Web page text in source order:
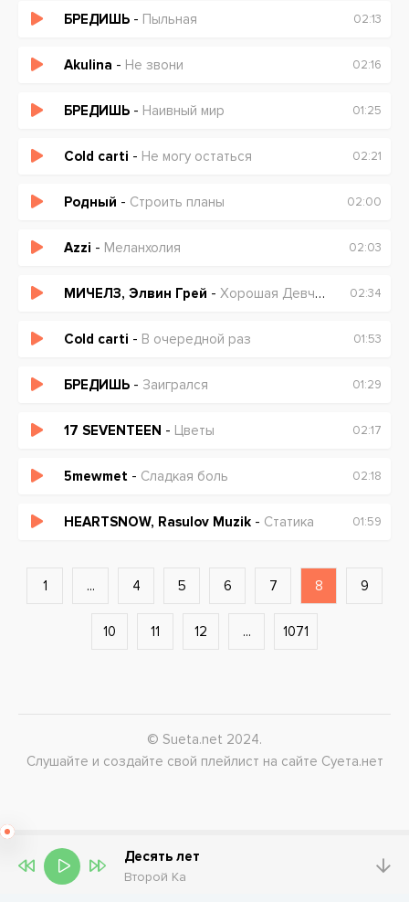
БРЕДИШЬ - Пыльная 02:13
Akulina - Не звони 02:16
БРЕДИШЬ - Наивный мир 01:25
Cold carti - Не могу остаться 02:21
Родный - Строить планы 02:00
Azzi - Меланхолия 02:03
МИЧЕЛЗ, Элвин Грей - Хорошая Девчонка 02:34
Cold carti - В очередной раз 01:53
БРЕДИШЬ - Заигрался 01:29
17 SEVENTEEN - Цветы 02:17
5mewmet - Сладкая боль 02:18
HEARTSNOW, Rasulov Muzik - Статика 01:59
1 ... 4 5 6 7 8 9
10 11 12 ... 1071
© Sueta.net 2024.
Слушайте и создайте свой плейлист на сайте Суета.нет
Десять лет
Второй Ка